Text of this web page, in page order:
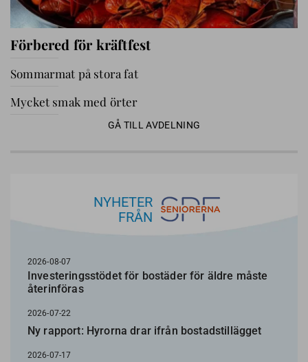
Förbered för kräftfest
Sommarmat på stora fat
Mycket smak med örter
GÅ TILL AVDELNING
NYHETER
FRÅN
2026-08-07
Investeringsstödet för bostäder för äldre måste
återinföras
2026-07-22
Ny rapport: Hyrorna drar ifrån bostadstillägget
2026-07-17